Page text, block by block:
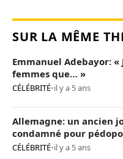
SUR LA MÊME
Emmanuel Adebayor: «
femmes que… »
CÉLÉBRITÉ•il y a 5 ans
Allemagne: un ancien
condamné pour
CÉLÉBRITÉ•il y a 5 ans